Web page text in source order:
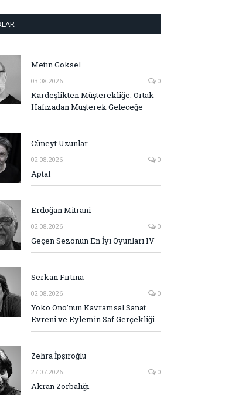
Metin Göksel
03.08.2026 0
Kardeşlikten Müşterekliğe: Ortak
Hafızadan Müşterek Geleceğe
Cüneyt Uzunlar
02.08.2026 0
Aptal
Erdoğan Mitrani
02.08.2026 0
Geçen Sezonun En İyi Oyunları IV
Serkan Fırtına
02.08.2026 0
Yoko Ono’nun Kavramsal Sanat
Evreni ve Eylemin Saf Gerçekliği
Zehra İpşiroğlu
27.07.2026 0
Akran Zorbalığı